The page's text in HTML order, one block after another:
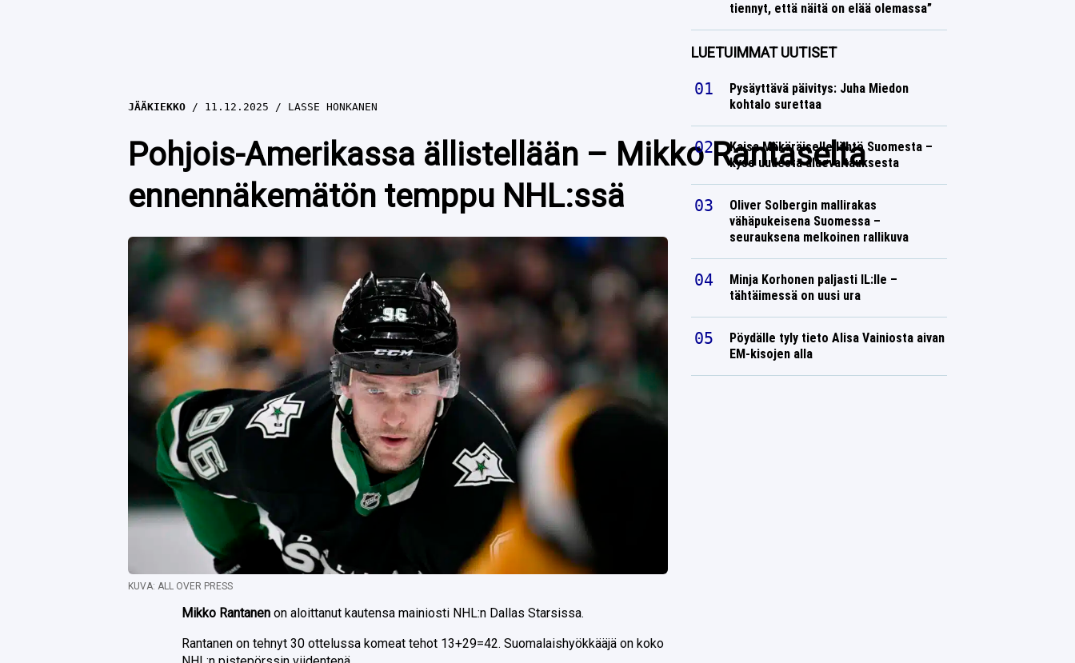
JÄÄKIEKKO 11.12.2025 LASSE HONKANEN
Pohjois-Amerikassa ällistellään – Mikko Rantaselta
ennennäkemätön temppu NHL:ssä
KUVA: ALL OVER PRESS
Mikko Rantanen on aloittanut kautensa mainiosti NHL:n Dallas Starsissa.
Rantanen on tehnyt 30 ottelussa komeat tehot 13+29=42. Suomalaishyökkääjä on koko
tiennyt, että näitä on elää olemassa”
LUETUIMMAT UUTISET
Pysäyttävä päivitys: Juha Miedon
kohtalo surettaa
Kaisa Mäkäräiselle lähtö Suomesta –
kyse uudesta aluevaltauksesta
Oliver Solbergin mallirakas
vähäpukeisena Suomessa –
seurauksena melkoinen rallikuva
Minja Korhonen paljasti IL:lle –
tähtäimessä on uusi ura
Pöydälle tyly tieto Alisa Vainiosta aivan
EM-kisojen alla